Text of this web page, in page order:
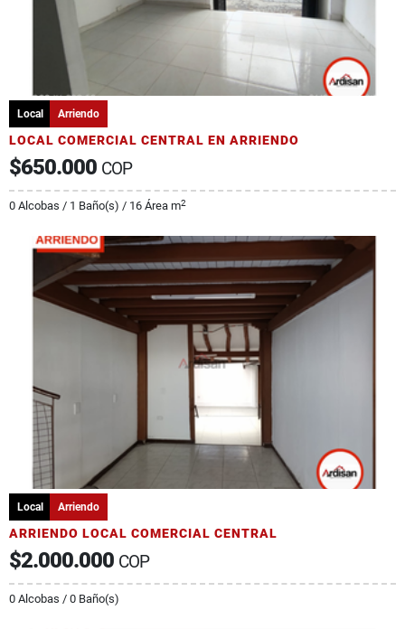
Local Arriendo
LOCAL COMERCIAL CENTRAL EN ARRIENDO
$650.000 COP
0 Alcobas / 1 Baño(s) / 16 Área m2
Local Arriendo
ARRIENDO LOCAL COMERCIAL CENTRAL
$2.000.000 COP
0 Alcobas / 0 Baño(s)